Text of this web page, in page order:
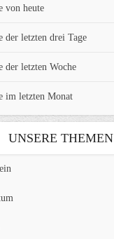
von heute
der letzten drei Tage
der letzten Woche
im letzten Monat
UNSERE THEMEN